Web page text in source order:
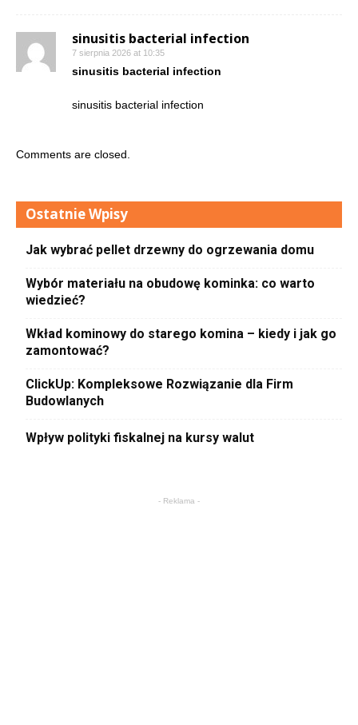
sinusitis bacterial infection
7 sierpnia 2026 at 10:35
sinusitis bacterial infection
sinusitis bacterial infection
Comments are closed.
Ostatnie Wpisy
Jak wybrać pellet drzewny do ogrzewania domu
Wybór materiału na obudowę kominka: co warto
wiedzieć?
Wkład kominowy do starego komina – kiedy i jak go
zamontować?
ClickUp: Kompleksowe Rozwiązanie dla Firm
Budowlanych
Wpływ polityki fiskalnej na kursy walut
- Reklama -